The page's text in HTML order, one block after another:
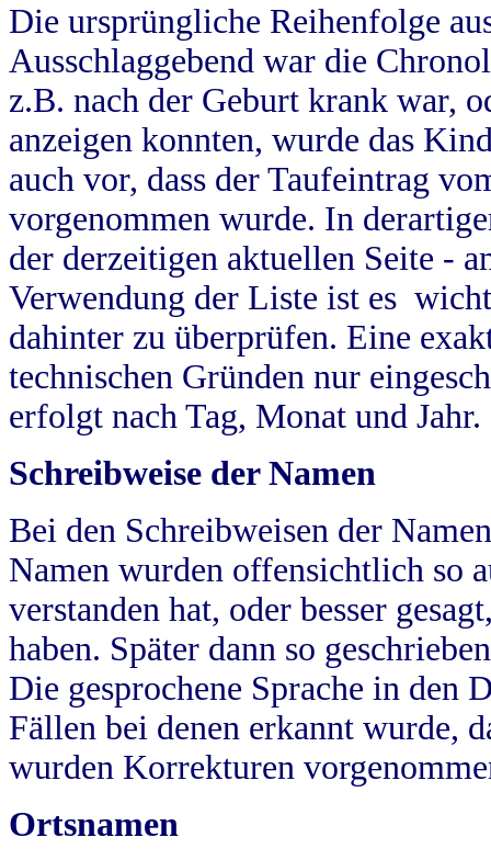
Die ursprüngliche Reihenfolge
Ausschlaggebend war die
z.B. nach der Geburt krank war,
anzeigen konnten, wurde das
auch vor, dass der Taufeintrag
vorgenommen wurde. In
der derzeitigen aktuellen Seite -
Verwendung der Liste ist es
dahinter zu überprüfen. Eine
technischen Gründen nur
erfolgt nach Tag, Monat und Jahr.
Schreibweise der Namen
Bei den Schreibweisen der
Namen wurden offensichtlich so
verstanden hat, oder besser
haben. Später dann so
Die gesprochene Sprache in
Fällen bei denen erkannt wurde,
wurden Korrekturen
Ortsnamen